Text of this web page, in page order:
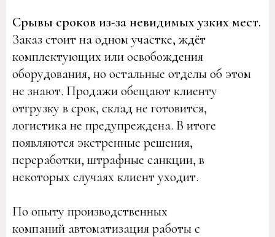
Срывы сроков из-за невидимых узких мест.
Заказ стоит на одном участке, ждёт
комплектующих или освобождения
оборудования, но остальные отделы об этом
не знают. Продажи обещают клиенту
отгрузку в срок, склад не готовится,
логистика не предупреждена. В итоге
появляются экстренные решения,
переработки, штрафные санкции, в
некоторых случаях клиент уходит.
По опыту производственных
компаний автоматизация работы с